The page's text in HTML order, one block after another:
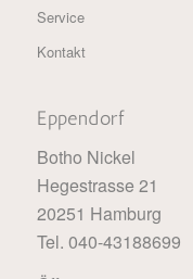
Service
Kontakt
Eppendorf
Botho Nickel
Hegestrasse 21
20251 Hamburg
Tel. 040-43188699